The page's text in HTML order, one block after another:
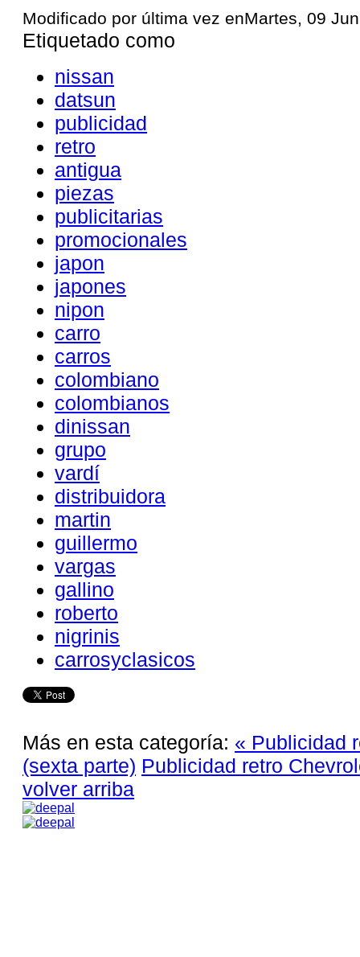
Modificado por última vez enMartes, 09
Etiquetado como
nissan
datsun
publicidad
retro
antigua
piezas
publicitarias
promocionales
japon
japones
nipon
carro
carros
colombiano
colombianos
dinissan
grupo
vardí
distribuidora
martin
guillermo
vargas
gallino
roberto
nigrinis
carrosyclasicos
Más en esta categoría: « Publicidad
(sexta parte) Publicidad retro
volver arriba